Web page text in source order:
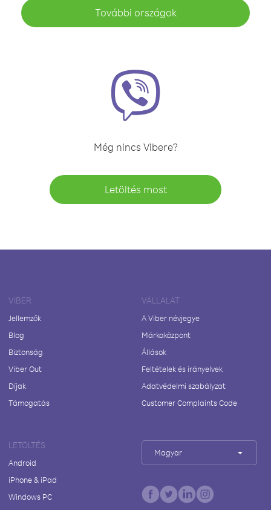
További országok
Még nincs Vibere?
Letöltés most
VIBER
Jellemzők
Blog
Biztonság
Viber Out
Díjak
Támogatás
VÁLLALAT
A Viber névjegye
Márkaközpont
Állások
Feltételek és irányelvek
Adatvédelmi szabályzat
Customer Complaints Code
LETÖLTÉS
Android
iPhone & iPad
Windows PC
Magyar